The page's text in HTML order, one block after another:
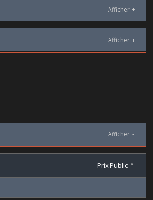
Afficher +
Afficher +
Afficher -
Prix Public *